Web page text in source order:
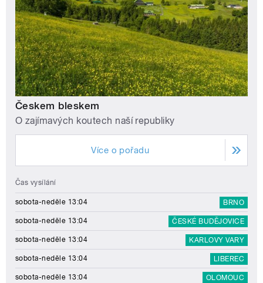
Českem bleskem
O zajímavých koutech naší republiky
Více o pořadu
Čas vysílání
sobota-neděle 13:04 BRNO
sobota-neděle 13:04 ČESKÉ BUDĚJOVICE
sobota-neděle 13:04 KARLOVY VARY
sobota-neděle 13:04 LIBEREC
sobota-neděle 13:04 OLOMOUC